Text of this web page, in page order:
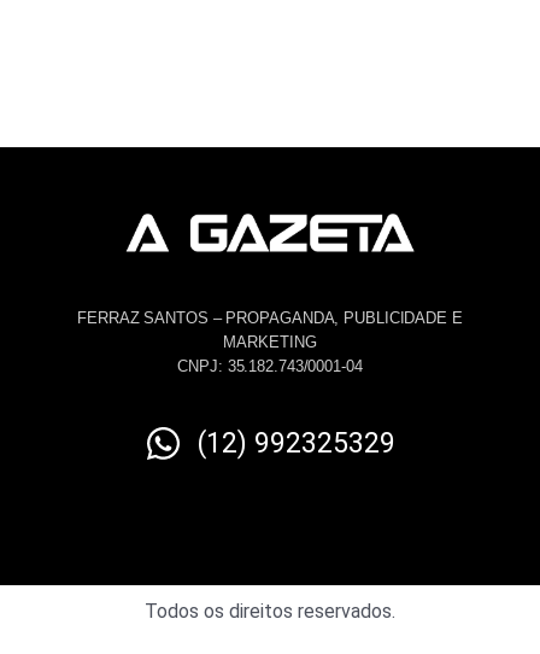
FERRAZ SANTOS – PROPAGANDA, PUBLICIDADE E
MARKETING
CNPJ: 35.182.743/0001-04
(12) 992325329
Todos os direitos reservados.